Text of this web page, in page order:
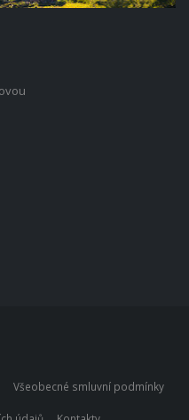
Všeobecné smluvní podmínky